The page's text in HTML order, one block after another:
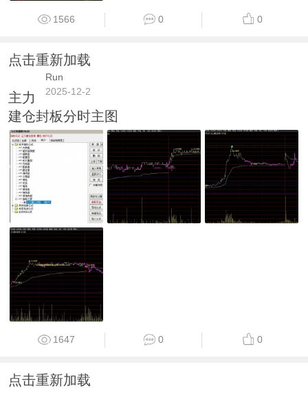
1566 0 0
点击重新加载
Run
2025-12-2
主力
建仓封板分时主图
1647 0 0
点击重新加载